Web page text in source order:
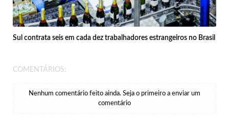
Sul contrata seis em cada dez trabalhadores estrangeiros no Brasil
COMENTÁRIOS:
Nenhum comentário feito ainda. Seja o primeiro a enviar um
comentário